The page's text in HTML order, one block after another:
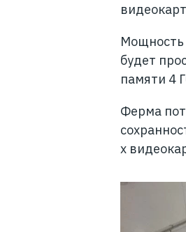
Мощность
будет
памяти 4
Ферма
х